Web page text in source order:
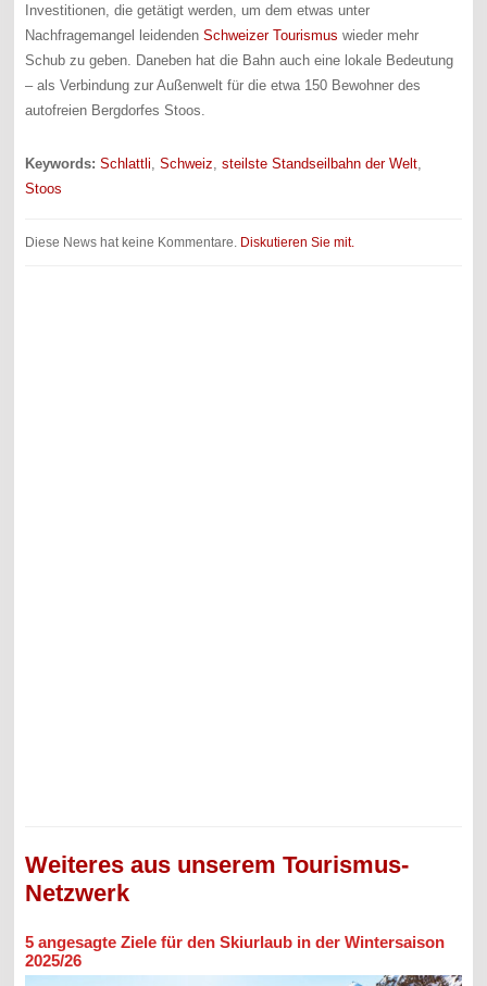
Investitionen, die getätigt werden, um dem etwas unter
Nachfragemangel leidendenSchweizer Tourismus wieder mehr
Schub zu geben. Daneben hat die Bahn auch eine lokale Bedeutung
– als Verbindung zur Außenwelt für die etwa 150 Bewohner des
autofreien Bergdorfes Stoos.
Keywords: Schlattli ,Schweiz ,steilste Standseilbahn der Welt
Stoos
Diese News hat keine Kommentare. Diskutieren Sie mit.
Weiteres aus unserem Tourismus-
Netzwerk
5 angesagte Ziele für den Skiurlaub in der Wintersaison
2025/26